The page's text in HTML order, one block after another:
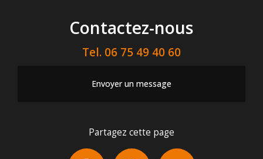
Contactez-nous
Tel. 06 75 49 40 60
Envoyer un message
Partagez cette page
Facebook